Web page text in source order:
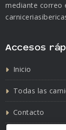
mediante correo
Accesos
Inicio
Todas las
Contacto